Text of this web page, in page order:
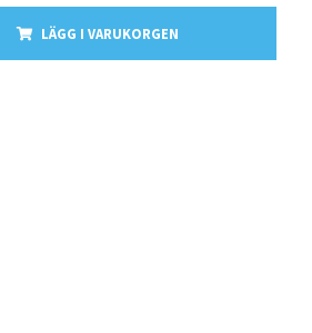
LÄGG I VARUKORGEN